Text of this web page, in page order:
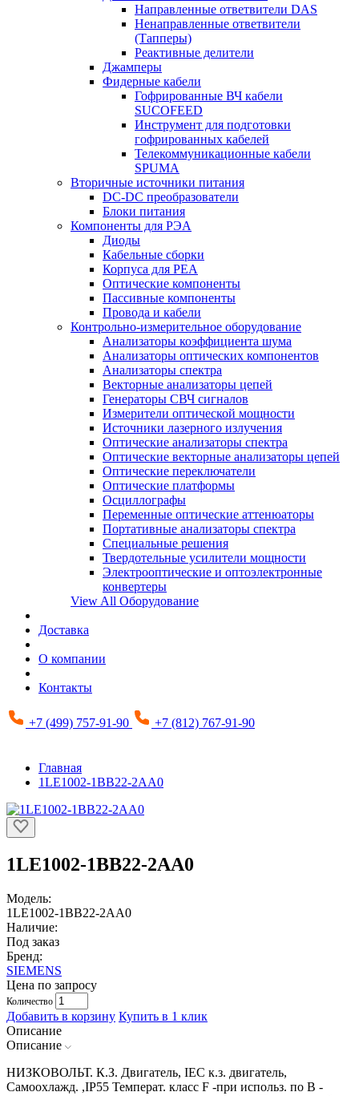
Направленные ответвители DAS
Ненаправленные ответвители
(Тапперы)
Реактивные делители
Джамперы
Фидерные кабели
Гофрированные ВЧ кабели
SUCOFEED
Инструмент для подготовки
гофрированных кабелей
Телекоммуникационные кабели
SPUMA
Вторичные источники питания
DC-DC преобразователи
Блоки питания
Компоненты для РЭА
Диоды
Кабельные сборки
Корпуса для РЕА
Оптические компоненты
Пассивные компоненты
Провода и кабели
Контрольно-измерительное оборудование
Анализаторы коэффициента шума
Анализаторы оптических компонентов
Анализаторы спектра
Векторные анализаторы цепей
Генераторы СВЧ сигналов
Измерители оптической мощности
Источники лазерного излучения
Оптические анализаторы спектра
Оптические векторные анализаторы цепей
Оптические переключатели
Оптические платформы
Осциллографы
Переменные оптические аттенюаторы
Портативные анализаторы спектра
Специальные решения
Твердотельные усилители мощности
Электрооптические и оптоэлектронные
конвертеры
View All Оборудование
Доставка
О компании
Контакты
+7 (499) 757-91-90 +7 (812) 767-91-90
Главная
1LE1002-1BB22-2AA0
1LE1002-1BB22-2AA0
Модель:
1LE1002-1BB22-2AA0
Наличие:
Под заказ
Бренд:
SIEMENS
Цена по запросу
Количество
Добавить в корзину Купить в 1 клик
Описание
Описание
НИЗКОВОЛЬТ. К.З. Двигатель, IEC к.з. двигатель,
Самоохлажд. ,IP55 Температ. класс F -при использ. по B -